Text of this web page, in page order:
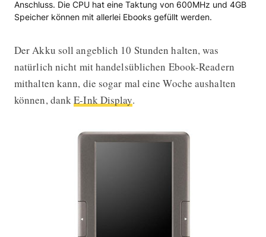
Anschluss. Die CPU hat eine Taktung von 600MHz und 4GB
Speicher können mit allerlei Ebooks gefüllt werden.
Der Akku soll angeblich 10 Stunden halten, was
natürlich nicht mit handelsüblichen Ebook-Readern
mithalten kann, die sogar mal eine Woche aushalten
können, dankE-Ink Display.